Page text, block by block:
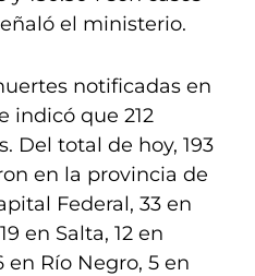
el ministerio.
notificadas en
indicó que 212
Del total de hoy, 193
en la provincia de
Federal, 33 en
en Salta, 12 en
en Río Negro, 5 en